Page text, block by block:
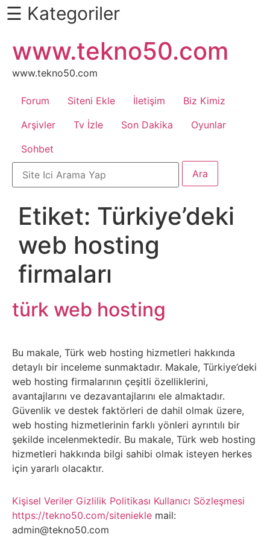
Daha
Fazlası
İçin
Kaydır
Android
Apk
Arabalar
Bankacılık
İşlemleri
Belgesel
Bilgi
Bilim
Bitcoin
Bitkiler
Çizgi
Diğer
☰ Kategoriler
atla
www.tekno50.com
www.tekno50.com
Forum Siteni Ekle İletişim
Biz Kimiz
Arşivler
Tv İzle Son Dakika
Oyunlar
Sohbet
Etiket: Türkiye’deki
web hosting
firmaları
türk web hosting
Bu makale, Türk web hosting hizmetleri hakkında
detaylı bir inceleme sunmaktadır. Makale, Türkiye’deki
web hosting firmalarının çeşitli özelliklerini,
avantajlarını ve dezavantajlarını ele almaktadır.
Güvenlik ve destek faktörleri de dahil olmak üzere,
web hosting hizmetlerinin farklı yönleri ayrıntılı bir
şekilde incelenmektedir. Bu makale, Türk web hosting
hizmetleri hakkında bilgi sahibi olmak isteyen herkes
için yararlı olacaktır.
Kişisel Veriler Gizlilik Politikası Kullanıcı Sözleşmesi
https://tekno50.com/siteniekle mail:
admin@tekno50.com